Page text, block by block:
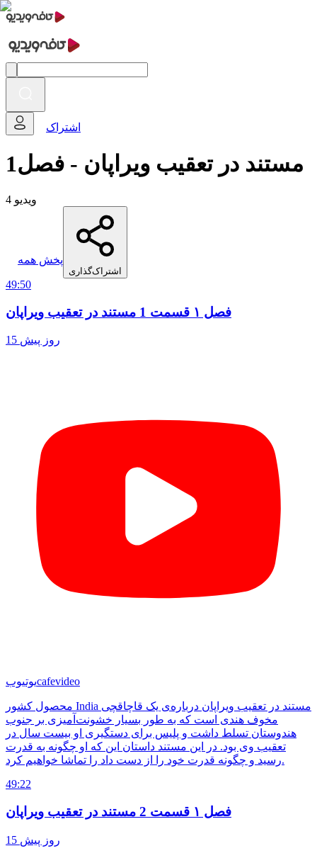
اشتراک
مستند در تعقیب ویراپان - فصل1
4 ویدیو
پخش همه
اشتراک‌گذاری
49:50
فصل ۱ قسمت 1 مستند در تعقیب ویراپان
15 روز پیش
یوتیوبcafevideo
محصول کشور India مستند در تعقیب ویراپان درباره‌ی یک قاچاقچی
مخوف هندی است که به طور بسیار خشونت‌آمیزی بر جنوب
هندوستان تسلط داشت و پلیس برای دستگیری او بیست سال در
تعقیب وی بود. در این مستند داستان این که او چگونه به قدرت
رسید و چگونه قدرت خود را از دست داد را تماشا خواهیم کرد.
49:22
فصل ۱ قسمت 2 مستند در تعقیب ویراپان
15 روز پیش